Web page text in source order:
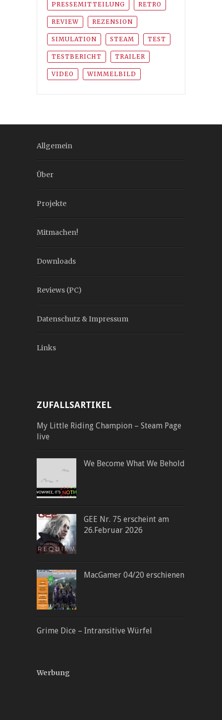
PRESSEMITTEILUNG RETRO
REVIEW REZENSION
SIMULATION STEAM TEST
TESTBERICHT TRAILER
VIDEO WIMMELBILD
Allgemein
Über
Projekte
Mitmachen!
Downloads
Reviews (PC)
Datenschutz & Impressum
Links
ZUFALLSARTIKEL
My Little Riding Champion – Steam Page
live
We Become What We Behold
GEE Nr. 75 erscheint am
26.Februar 2026
MacGamer 04/20 erschienen
Grime Dice – Intransitive Würfel
Werbung